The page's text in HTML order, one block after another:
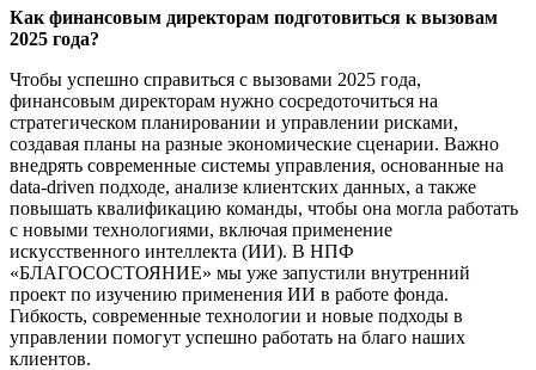
Как финансовым директорам подготовиться к вызовам
2025 года?
Чтобы успешно справиться с вызовами 2025 года,
финансовым директорам нужно сосредоточиться на
стратегическом планировании и управлении рисками,
создавая планы на разные экономические сценарии. Важно
внедрять современные системы управления, основанные на
data-driven подходе, анализе клиентских данных, а также
повышать квалификацию команды, чтобы она могла работать
с новыми технологиями, включая применение
искусственного интеллекта (ИИ). В НПФ
«БЛАГОСОСТОЯНИЕ» мы уже запустили внутренний
проект по изучению применения ИИ в работе фонда.
Гибкость, современные технологии и новые подходы в
управлении помогут успешно работать на благо наших
клиентов.